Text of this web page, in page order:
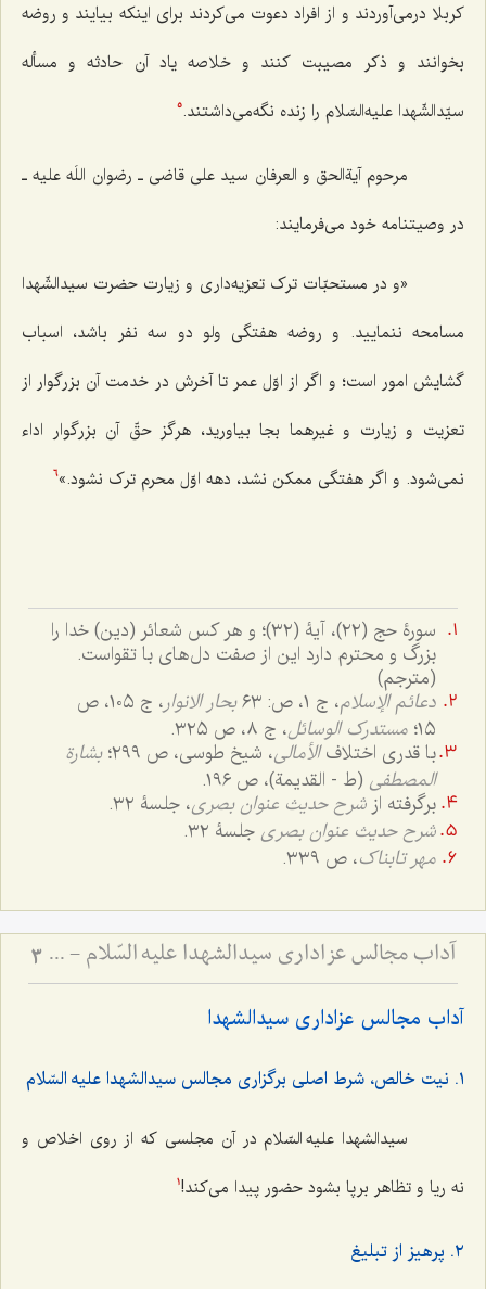
کربلا درمی‌آوردند و از افراد دعوت می‌کردند برای اینکه بیایند و روضه
بخوانند و ذکر مصیبت کنند و خلاصه یاد آن حادثه و مسأله
سیّدالشّهدا علیه‌السّلام را زنده نگه‌می‌داشتند.5
مرحوم آیةالحق و العرفان سید علی قاضی ـ رضوان اللَه علیه ـ
در وصیتنامه خود می‌فرمایند:
«و در مستحبّات ترک تعزیه‌داری و زیارت حضرت سیدالشّهدا
مسامحه ننمایید. و روضه هفتگی ولو دو سه نفر باشد، اسباب
گشایش امور است؛ و اگر از اوّل عمر تا آخرش در خدمت آن بزرگوار از
تعزیت و زیارت و غیرهما بجا بیاورید، هرگز حقّ آن بزرگوار اداء
نمی‌شود. و اگر هفتگی ممکن نشد، دهه اوّل محرم ترک نشود.»6
سورۀ حج (٢٢)، آیۀ (٣٢)؛ و هر کس شعائر (دین) خدا را
بزرگ و محترم دارد این از صفت دل‌های با تقواست.
(مترجم)
دعائم الإسلام، ج ١، ص: ٦٣ بحار الانوار
، ج ١٠٥، ص
١٥؛ مستدرک الوسائل، ج ٨، ص ٣٢٥.
با قدری اختلافالأمالی، شیخ طوسی، ص ٢٩٩؛
بشارة
المصطفی (ط - القدیمة)، ص ١٩٦.
برگرفته از شرح حدیث عنوان بصری، جلسۀ ٣٢.
شرح حدیث عنوان بصری جلسۀ ٣٢.
مهر تابناک، ص ٣٣٩.
آداب مجالس عزاداری سیدالشهدا علیه السّلام - و دستورات بزرگان راجع به ماه‌های محرم و صفر 3
آداب مجالس عزاداری سیدالشهدا
١. نیت خالص، شرط اصلی برگزاری مجالس سیدالشهدا علیه السّلام
سیدالشهدا علیه السّلام در آن مجلسی که از روی اخلاص و
نه ریا و تظاهر برپا بشود حضور پیدا می‌کند!1
٢. پرهیز از تبلیغ